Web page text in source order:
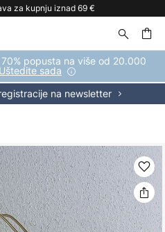
za kupnju iznad 69 €
70% popusta na više od 20.000
Uštedite sada
na newsletter